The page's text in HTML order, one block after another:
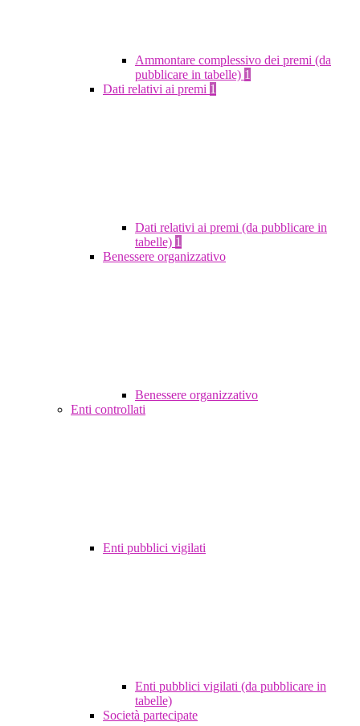
Ammontare complessivo dei premi (da
pubblicare in tabelle) 1
Dati relativi ai premi 1
Dati relativi ai premi (da pubblicare in
tabelle) 1
Benessere organizzativo
Benessere organizzativo
Enti controllati
Enti pubblici vigilati
Enti pubblici vigilati (da pubblicare in
tabelle)
Società partecipate